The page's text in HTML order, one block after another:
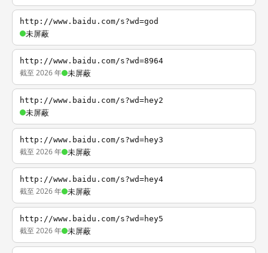
http://www.baidu.com/s?wd=god
未屏蔽
http://www.baidu.com/s?wd=8964
截至 2026 年 未屏蔽
http://www.baidu.com/s?wd=hey2
未屏蔽
http://www.baidu.com/s?wd=hey3
截至 2026 年 未屏蔽
http://www.baidu.com/s?wd=hey4
截至 2026 年 未屏蔽
http://www.baidu.com/s?wd=hey5
截至 2026 年 未屏蔽